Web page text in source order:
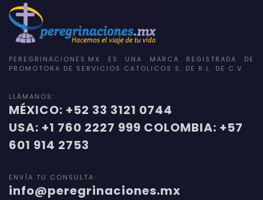
PEREGRINACIONES.MX ES UNA MARCA REGISTRADA DE
PROMOTORA DE SERVICIOS CATOLICOS S. DE R.L. DE C.V.
LLÁMANOS:
MÉXICO: +52 33 3121 0744
USA: +1 760 2227 999 COLOMBIA: +57
601 914 2753
ENVÍA TU CONSULTA:
info@peregrinaciones.mx